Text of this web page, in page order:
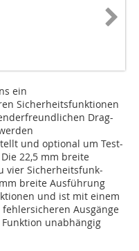
ein
Sicherheitsfunktionen
Drag-
und optional um Test-
22,5 mm breite
vier Sicherheitsfunk­
breite Ausführung
und ist mit einem
Ausgänge
unabhängig